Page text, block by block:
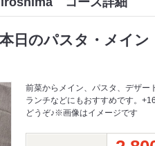
日のパスタ・メイ
前菜からメイン、パスタ、デザー
ランチなどにもおすすめです。
どうぞ♪※画像はイメージです